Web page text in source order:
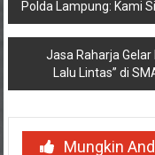
Jasa Raharja
Lalu Lintas” di
Mungkin